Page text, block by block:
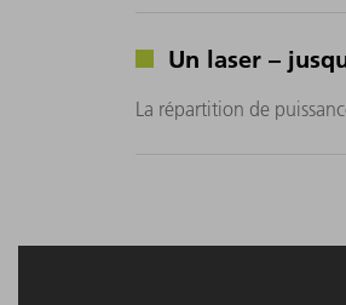
Un laser –
La répartition de